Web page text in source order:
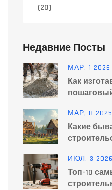
(20)
Недавние Посты
МАР, 1 2026
Как
МАР, 8 2025
Какие
ИЮЛ, 3 2026
Топ-10